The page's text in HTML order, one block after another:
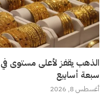
الذهب يقفز لأعلى مستوى في
سبعة أسابيع
أغسطس 8, 2026